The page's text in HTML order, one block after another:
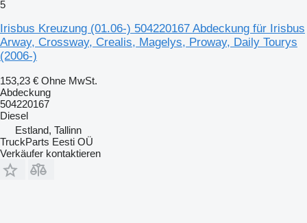
5
Irisbus Kreuzung (01.06-) 504220167 Abdeckung für Irisbus
Arway, Crossway, Crealis, Magelys, Proway, Daily Tourys
(2006-)
153,23 € Ohne MwSt.
Abdeckung
504220167
Diesel
Estland, Tallinn
TruckParts Eesti OÜ
Verkäufer kontaktieren